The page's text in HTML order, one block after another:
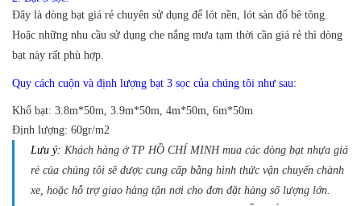
Đây là dòng bạt giá rẻ chuyên sử dụng để lót nền, lót sàn đổ bê tông.
Hoặc những nhu cầu sử dụng che nắng mưa tạm thời cần giá rẻ thì dòng
bạt này rất phù hợp.
Quy cách cuộn và định lượng bạt 3 sọc của chúng tôi như sau:
Khổ bạt: 3.8m*50m, 3.9m*50m, 4m*50m, 6m*50m
Định lượng: 60gr/m2
Lưu ý: Khách hàng ở TP HỒ CHÍ MINH mua các dòng bạt nhựa giá
rẻ của chúng tôi sẽ được cung cấp bằng hình thức vận chuyển chành
xe, hoặc hỗ trợ giao hàng tận nơi cho đơn đặt hàng số lượng lớn.